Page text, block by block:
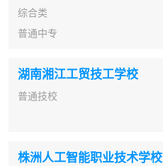
综合类
普通中专
湖南湘江工贸技工学校
普通技校
株洲人工智能职业技术学校